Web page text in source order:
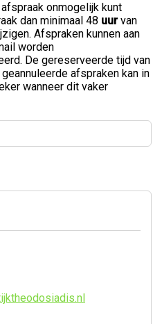
onmogelijk kunt
dan minimaal 48 uurvan
Afspraken kunnen aan
worden
De gereserveerde tijd van
afspraken kan in
wanneer dit vaker